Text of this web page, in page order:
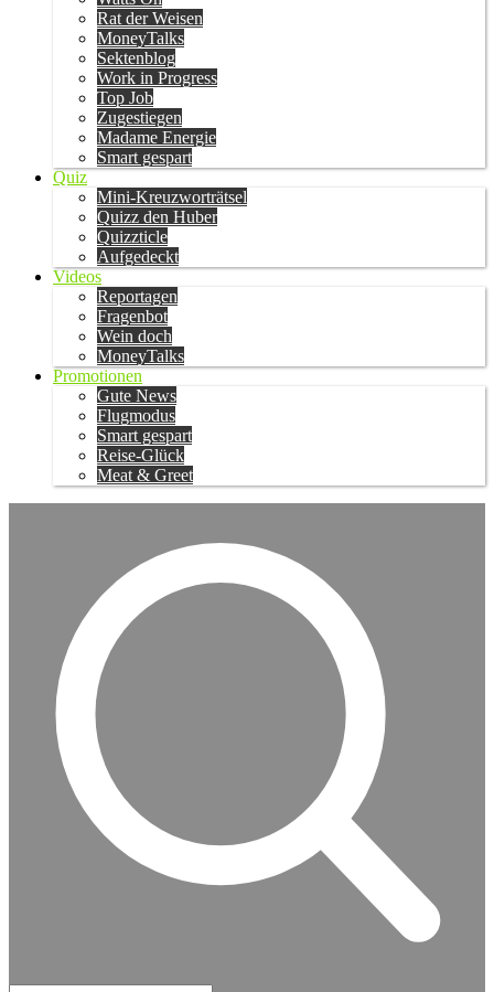
Rat der Weisen
MoneyTalks
Sektenblog
Work in Progress
Top Job
Zugestiegen
Madame Energie
Smart gespart
Quiz
Mini-Kreuzworträtsel
Quizz den Huber
Quizzticle
Aufgedeckt
Videos
Reportagen
Fragenbot
Wein doch
MoneyTalks
Promotionen
Gute News
Flugmodus
Smart gespart
Reise-Glück
Meat & Greet